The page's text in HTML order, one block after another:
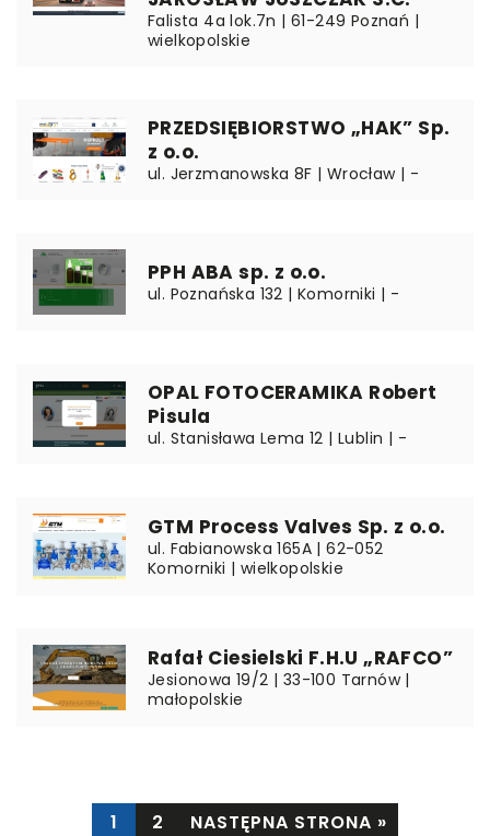
Falista 4a lok.7n | 61-249 Poznań |
wielkopolskie
PRZEDSIĘBIORSTWO „HAK” Sp.
z o.o.
ul. Jerzmanowska 8F | Wrocław | -
PPH ABA sp. z o.o.
ul. Poznańska 132 | Komorniki | -
OPAL FOTOCERAMIKA Robert
Pisula
ul. Stanisława Lema 12 | Lublin | -
GTM Process Valves Sp. z o.o.
ul. Fabianowska 165A | 62-052
Komorniki | wielkopolskie
Rafał Ciesielski F.H.U „RAFCO”
Jesionowa 19/2 | 33-100 Tarnów |
małopolskie
1 2 NASTĘPNA STRONA »